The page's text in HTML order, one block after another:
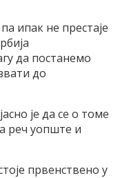
ипак не престаје
да постанемо
до
је да се о томе
реч уопште и
првенствено у